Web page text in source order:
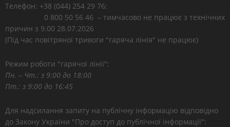
Телефон: +38 (044) 254 29 76;
0 800 50 56 46 – тимчасово не працює з технічних
причин з 9.00 28.07.2026
(Під час повітряної тривоги "гаряча лінія" не працює)
Режим роботи "гарячої лінії":
Пн. – Чт.: з 9:00 до 18:00
Пт.: з 9:00 до 16:45
Для надсилання запиту на публічну інформацію відповідно
до Закону України "Про доступ до публічної інформації":